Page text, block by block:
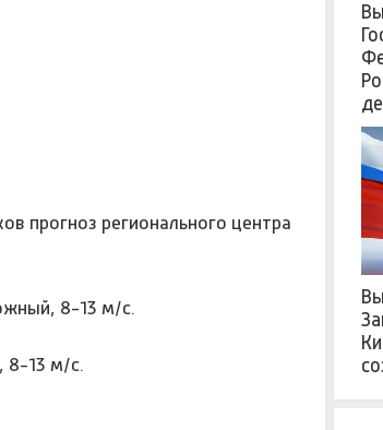
прогноз регионального центра
8-13 м/с.
8-13 м/с.